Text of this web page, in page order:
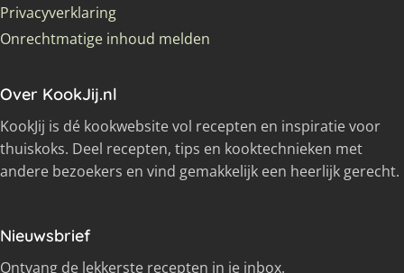
Privacyverklaring
Onrechtmatige inhoud melden
Over KookJij.nl
KookJij is dé kookwebsite vol recepten en inspiratie voor
thuiskoks. Deel recepten, tips en kooktechnieken met
andere bezoekers en vind gemakkelijk een heerlijk gerecht.
Nieuwsbrief
Ontvang de lekkerste recepten in je inbox.